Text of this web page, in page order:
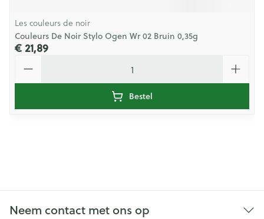
Les couleurs de noir
Couleurs De Noir Stylo Ogen Wr 02 Bruin 0,35g
€ 21,89
Bestel
Neem contact met ons op